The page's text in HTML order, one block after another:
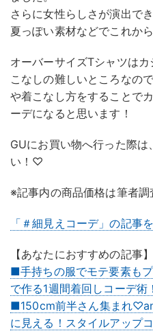
さらに女性らしさが演出で
夏っぽい素材などでこれか
オーバーサイズTシャツは
こなしの難しいところなの
や着こなし方をすることで
ーデになると思います！
GUにお買い物へ行った際は
い！♡
※記事内の商品価格は筆者調
「＃細見えコーデ」の記事
【あなたにおすすめの記事】
■手持ちの服でモテ要素も
で作る1週間着回しコーデ術！
■150cm前半さん集まれ
に見える！スタイルアップ